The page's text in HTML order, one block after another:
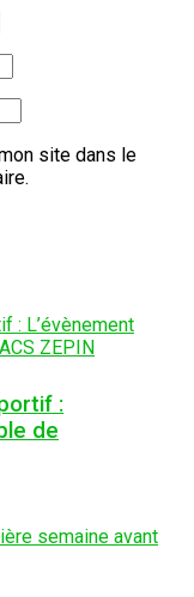
site dans le
:
de